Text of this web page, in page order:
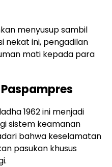
menyusup sambil
nekat ini, pengadilan
mati kepada para
1962 ini menjadi
sistem keamanan
bahwa keselamatan
pasukan khusus